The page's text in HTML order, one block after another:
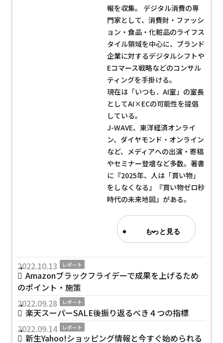
報を収集。 デジタル消費の専
門家として、消費財・ファッシ
ョン・食品・化粧品のライフス
タイル領域を中心に、ブランド
企業に対するデジタルシフトや
Eコマース戦略などのコンサル
ティングを手掛ける。
現在は「いつも．AI室」の室長
としてAI×ECの可能性を提倡
している。
J-WAVE、東洋経済オンライ
ン、ダイヤモンド・オンライン
など、メディアへの出演・寄稿
やセミナー登壇など多数。著書
に『2025年、人は「買い物」
をしなくなる』『買い物ゼロ秒
時代の未来地図』がある。
2022.10.13 レポート
Amazonブラックフライデーで成果を上げるため
のポイント・施策
2022.09.28
レポート
楽天スーパーSALE後振り返るべき４つの指標
2022.09.14
レポート
新生Yahoo!ショッピング情報と今すぐ始められる